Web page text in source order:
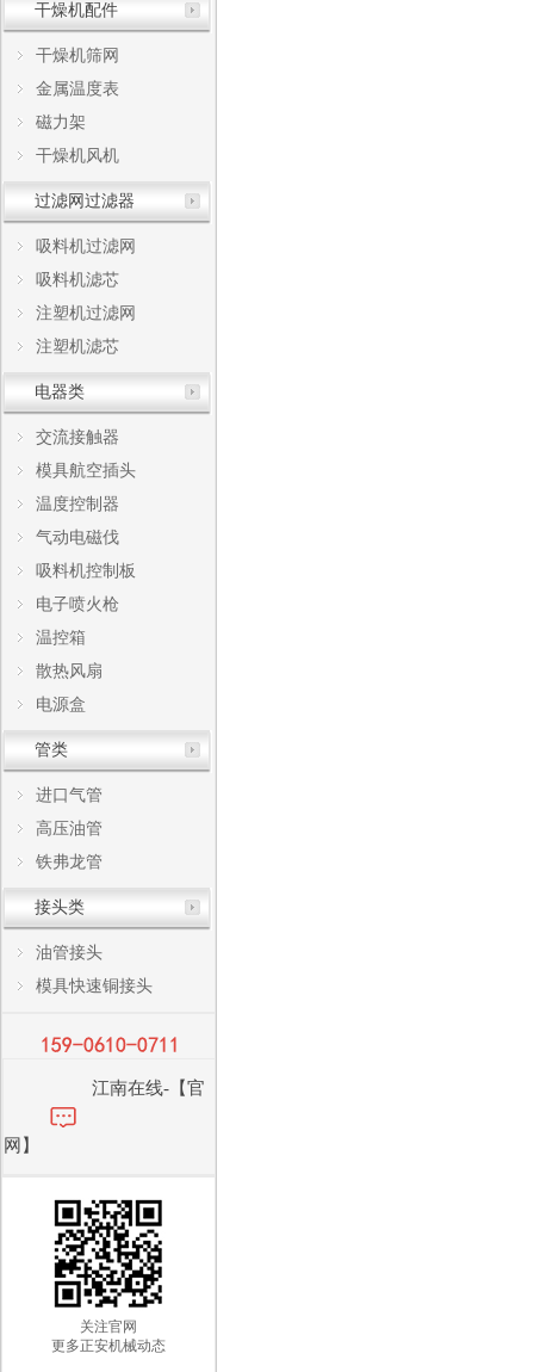
干燥机配件
干燥机筛网
金属温度表
磁力架
干燥机风机
过滤网过滤器
吸料机过滤网
吸料机滤芯
注塑机过滤网
注塑机滤芯
电器类
交流接触器
模具航空插头
温度控制器
气动电磁伐
吸料机控制板
电子喷火枪
温控箱
散热风扇
电源盒
管类
进口气管
高压油管
铁弗龙管
接头类
油管接头
模具快速铜接头
江南在线-【官
网】
关注官网
更多正安机械动态